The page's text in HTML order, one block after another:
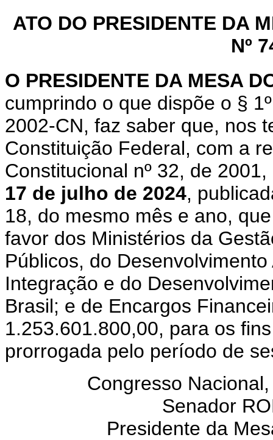
ATO DO PRESIDENTE DA
Nº
O PRESIDENTE DA MESA
cumprindo o que dispõe o §
2002-CN, faz saber que, nos
Constituição Federal, com a
Constitucional nº 32, de
17 de julho de 2024,
18, do mesmo mês e ano,
favor dos Ministérios da
Públicos, do
Integração e do
Brasil; e de Encargos
1.253.601.800,00, para os
prorrogada pelo período de
Congresso
Senador
Presidente da